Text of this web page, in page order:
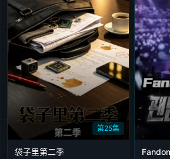
第25集
袋子里第二季